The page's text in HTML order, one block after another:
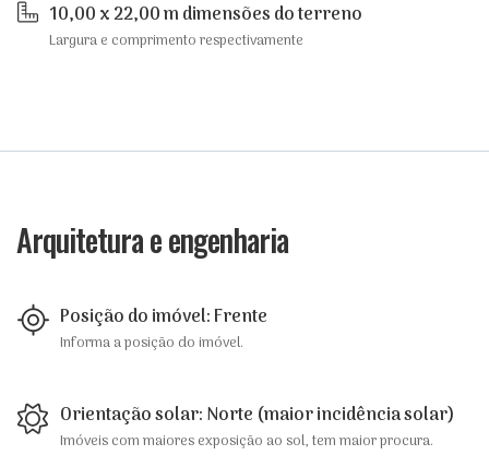
10,00 x 22,00 m dimensões do terreno
Largura e comprimento respectivamente
Arquitetura e engenharia
Posição do imóvel: Frente
Informa a posição do imóvel.
Orientação solar: Norte (maior incidência solar)
Imóveis com maiores exposição ao sol, tem maior procura.